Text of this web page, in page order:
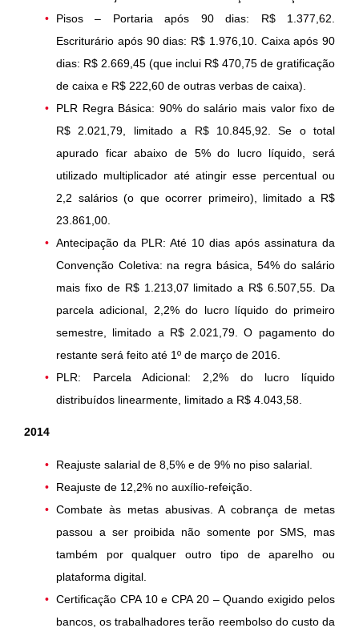
Pisos – Portaria após 90 dias: R$ 1.377,62.
Escriturário após 90 dias: R$ 1.976,10. Caixa após 90
dias: R$ 2.669,45 (que inclui R$ 470,75 de gratificação
de caixa e R$ 222,60 de outras verbas de caixa).
PLR Regra Básica: 90% do salário mais valor fixo de
R$ 2.021,79, limitado a R$ 10.845,92. Se o total
apurado ficar abaixo de 5% do lucro líquido, será
utilizado multiplicador até atingir esse percentual ou
2,2 salários (o que ocorrer primeiro), limitado a R$
23.861,00.
Antecipação da PLR: Até 10 dias após assinatura da
Convenção Coletiva: na regra básica, 54% do salário
mais fixo de R$ 1.213,07 limitado a R$ 6.507,55. Da
parcela adicional, 2,2% do lucro líquido do primeiro
semestre, limitado a R$ 2.021,79. O pagamento do
restante será feito até 1º de março de 2016.
PLR: Parcela Adicional: 2,2% do lucro líquido
distribuídos linearmente, limitado a R$ 4.043,58.
2014
Reajuste salarial de 8,5% e de 9% no piso salarial.
Reajuste de 12,2% no auxílio-refeição.
Combate às metas abusivas. A cobrança de metas
passou a ser proibida não somente por SMS, mas
também por qualquer outro tipo de aparelho ou
plataforma digital.
Certificação CPA 10 e CPA 20 – Quando exigido pelos
bancos, os trabalhadores terão reembolso do custo da